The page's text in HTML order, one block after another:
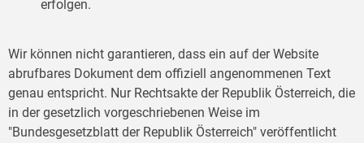
erfolgen.
Wir können nicht garantieren, dass ein auf der Website
abrufbares Dokument dem offiziell angenommenen Text
genau entspricht. Nur Rechtsakte der Republik Österreich, die
in der gesetzlich vorgeschriebenen Weise im
"Bundesgesetzblatt der Republik Österreich" veröffentlicht